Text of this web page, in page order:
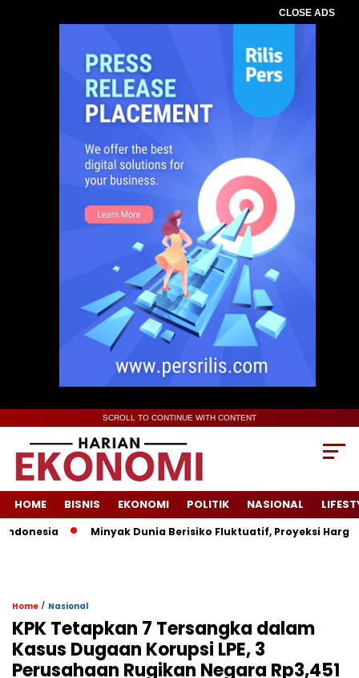
CLOSE ADS
SCROLL TO CONTINUE WITH CONTENT
HOME BISNIS EKONOMI POLITIK NASIONAL
Minyak Dunia Berisiko Fluktuatif, Proyeksi Harga
Home / Nasional
KPK Tetapkan 7 Tersangka dalam
Kasus Dugaan Korupsi LPE, 3
Perusahaan Rugikan Negara Rp3,451